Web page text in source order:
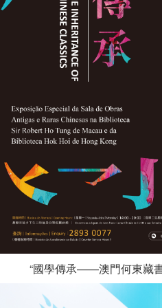
“國學傳承——澳門何東藏